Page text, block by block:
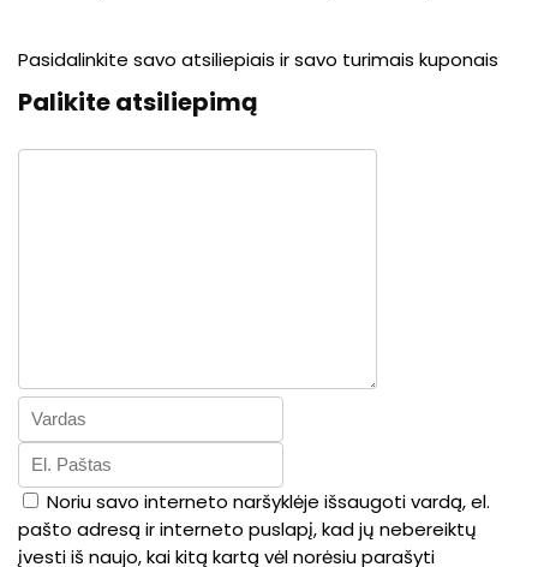
Pasidalinkite savo atsiliepiais ir savo turimais kuponais
Palikite atsiliepimą
Noriu savo interneto naršyklėje išsaugoti vardą, el.
pašto adresą ir interneto puslapį, kad jų nebereiktų
įvesti iš naujo, kai kitą kartą vėl norėsiu parašyti